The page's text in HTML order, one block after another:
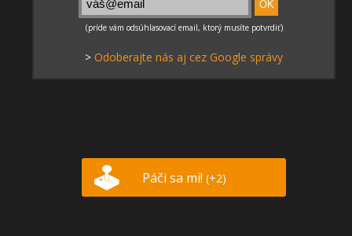
> Odoberajte nás aj cez Google správy
Páči sa mi! (+2)